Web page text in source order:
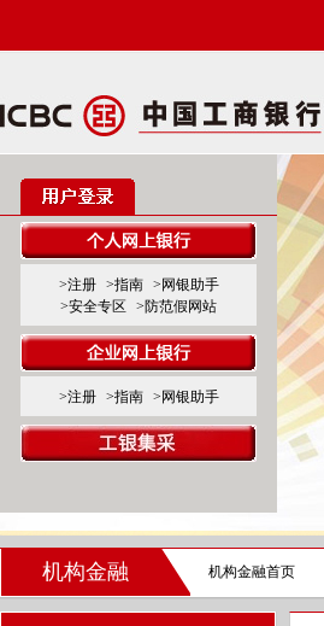
>注册 >指南
>网银助手
>安全专区
>防范假网站
>注册 >指南 >网银助手
机构金融 机构金融首页